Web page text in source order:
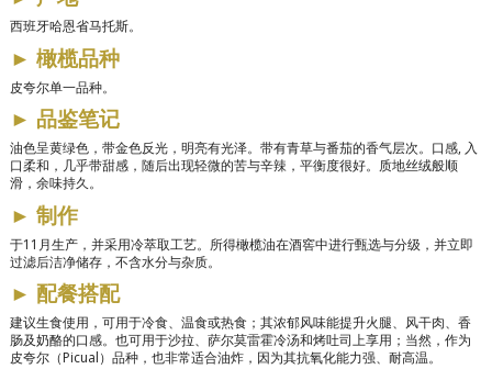
西班牙哈恩省马托斯。
► 橄榄品种
皮夸尔单一品种。
► 品鉴笔记
油色呈黄绿色，带金色反光，明亮有光泽。带有青草与番茄的香气层次。口感, 入
口柔和，几乎带甜感，随后出现轻微的苦与辛辣，平衡度很好。质地丝绒般顺
滑，余味持久。
► 制作
于11月生产，并采用冷萃取工艺。所得橄榄油在酒窖中进行甄选与分级，并立即
过滤后洁净储存，不含水分与杂质。
► 配餐搭配
建议生食使用，可用于冷食、温食或热食；其浓郁风味能提升火腿、风干肉、香
肠及奶酪的口感。也可用于沙拉、萨尔莫雷霍冷汤和烤吐司上享用；当然，作为
皮夸尔（Picual）品种，也非常适合油炸，因为其抗氧化能力强、耐高温。